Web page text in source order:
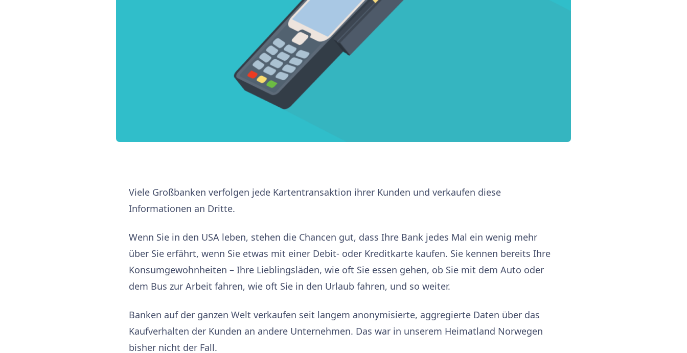
Viele Großbanken verfolgen jede Kartentransaktion ihrer Kunden und verkaufen diese
Informationen an Dritte.
Wenn Sie in den USA leben, stehen die Chancen gut, dass Ihre Bank jedes Mal ein wenig mehr
über Sie erfährt, wenn Sie etwas mit einer Debit- oder Kreditkarte kaufen. Sie kennen bereits Ihre
Konsumgewohnheiten – Ihre Lieblingsläden, wie oft Sie essen gehen, ob Sie mit dem Auto oder
dem Bus zur Arbeit fahren, wie oft Sie in den Urlaub fahren, und so weiter.
Banken auf der ganzen Welt verkaufen seit langem anonymisierte, aggregierte Daten über das
Kaufverhalten der Kunden an andere Unternehmen. Das war in unserem Heimatland Norwegen
bisher nicht der Fall.